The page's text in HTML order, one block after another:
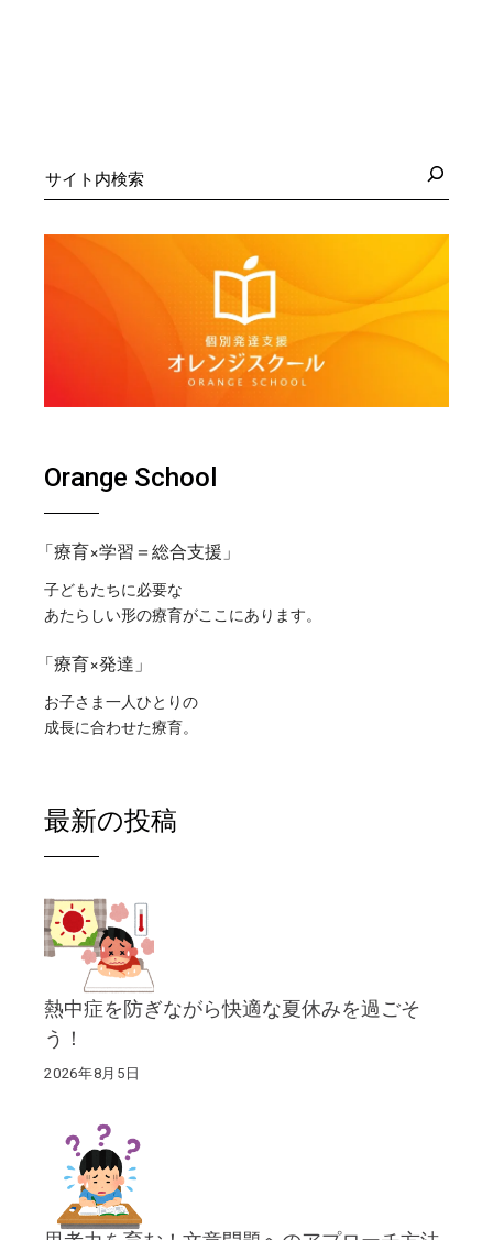
索
Orange School
「療育×学習＝総合支援」
子どもたちに必要な
あたらしい形の療育がここにあります。
「療育×発達」
お子さま一人ひとりの
成長に合わせた療育。
最新の投稿
熱中症を防ぎながら快適な夏休みを過ごそ
う！
2026年8月5日